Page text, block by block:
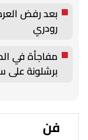
بعد رفض
رودري
مفاجأة في
برشلونة على
فن